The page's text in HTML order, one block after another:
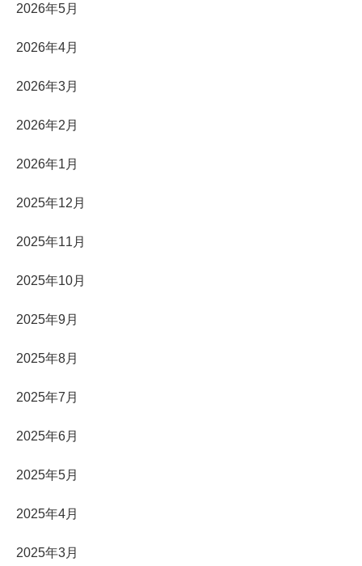
2026年5月
2026年4月
2026年3月
2026年2月
2026年1月
2025年12月
2025年11月
2025年10月
2025年9月
2025年8月
2025年7月
2025年6月
2025年5月
2025年4月
2025年3月